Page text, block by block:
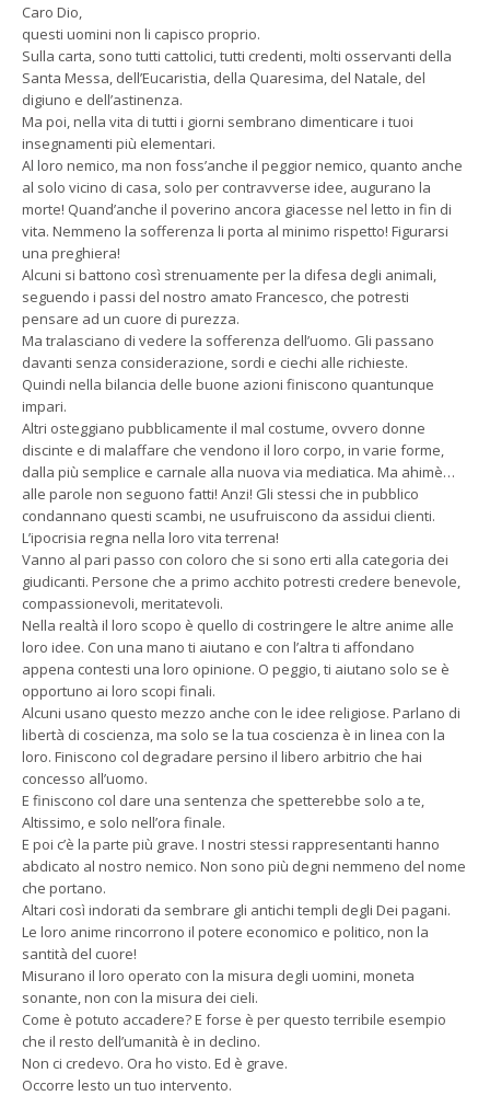
Caro Dio,
questi uomini non li capisco proprio.
Sulla carta, sono tutti cattolici, tutti credenti, molti osservanti della
Santa Messa, dell’Eucaristia, della Quaresima, del Natale, del
digiuno e dell’astinenza.
Ma poi, nella vita di tutti i giorni sembrano dimenticare i tuoi
insegnamenti più elementari.
Al loro nemico, ma non foss’anche il peggior nemico, quanto anche
al solo vicino di casa, solo per contravverse idee, augurano la
morte! Quand’anche il poverino ancora giacesse nel letto in fin di
vita. Nemmeno la sofferenza li porta al minimo rispetto! Figurarsi
una preghiera!
Alcuni si battono così strenuamente per la difesa degli animali,
seguendo i passi del nostro amato Francesco, che potresti
pensare ad un cuore di purezza.
Ma tralasciano di vedere la sofferenza dell’uomo. Gli passano
davanti senza considerazione, sordi e ciechi alle richieste.
Quindi nella bilancia delle buone azioni finiscono quantunque
impari.
Altri osteggiano pubblicamente il mal costume, ovvero donne
discinte e di malaffare che vendono il loro corpo, in varie forme,
dalla più semplice e carnale alla nuova via mediatica. Ma ahimè…
alle parole non seguono fatti! Anzi! Gli stessi che in pubblico
condannano questi scambi, ne usufruiscono da assidui clienti.
L’ipocrisia regna nella loro vita terrena!
Vanno al pari passo con coloro che si sono erti alla categoria dei
giudicanti. Persone che a primo acchito potresti credere benevole,
compassionevoli, meritatevoli.
Nella realtà il loro scopo è quello di costringere le altre anime alle
loro idee. Con una mano ti aiutano e con l’altra ti affondano
appena contesti una loro opinione. O peggio, ti aiutano solo se è
opportuno ai loro scopi finali.
Alcuni usano questo mezzo anche con le idee religiose. Parlano di
libertà di coscienza, ma solo se la tua coscienza è in linea con la
loro. Finiscono col degradare persino il libero arbitrio che hai
concesso all’uomo.
E finiscono col dare una sentenza che spetterebbe solo a te,
Altissimo, e solo nell’ora finale.
E poi c’è la parte più grave. I nostri stessi rappresentanti hanno
abdicato al nostro nemico. Non sono più degni nemmeno del nome
che portano.
Altari così indorati da sembrare gli antichi templi degli Dei pagani.
Le loro anime rincorrono il potere economico e politico, non la
santità del cuore!
Misurano il loro operato con la misura degli uomini, moneta
sonante, non con la misura dei cieli.
Come è potuto accadere? E forse è per questo terribile esempio
che il resto dell’umanità è in declino.
Non ci credevo. Ora ho visto. Ed è grave.
Occorre lesto un tuo intervento.